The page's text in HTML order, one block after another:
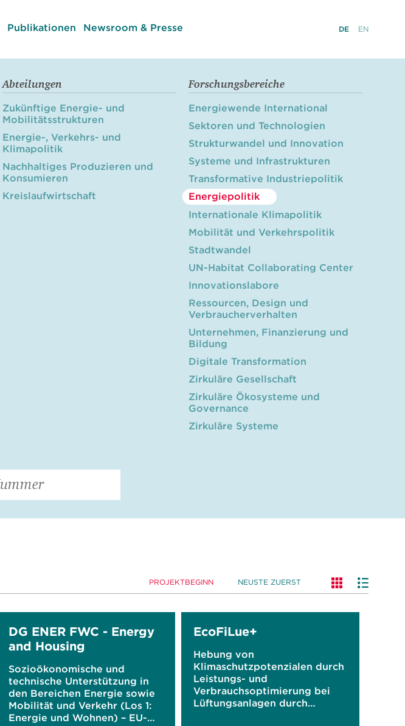
Publikationen Newsroom & Presse DE EN
Abteilungen
Zukünftige Energie- und
Mobilitätsstrukturen
Energie-, Verkehrs- und
Klimapolitik
Nachhaltiges Produzieren und
Konsumieren
Kreislaufwirtschaft
Forschungsbereiche
Energiewende International
Sektoren und Technologien
Strukturwandel und Innovation
Systeme und Infrastrukturen
Transformative Industriepolitik
Energiepolitik
Internationale Klimapolitik
Mobilität und Verkehrspolitik
Stadtwandel
UN-Habitat Collaborating Center
Innovationslabore
Ressourcen, Design und
Verbraucherverhalten
Unternehmen, Finanzierung und
Bildung
Digitale Transformation
Zirkuläre Gesellschaft
Zirkuläre Ökosysteme und
Governance
Zirkuläre Systeme
PROJEKTBEGINN NEUSTE ZUERST
DG ENER FWC - Energy
and Housing
Sozioökonomische und
technische Unterstützung in
den Bereichen Energie sowie
Mobilität und Verkehr (Los 1:
Energie und Wohnen) – EU-
EcoFiLue+
Hebung von
Klimaschutzpotenzialen durch
Leistungs- und
Verbrauchsoptimierung bei
Lüftungsanlagen durch